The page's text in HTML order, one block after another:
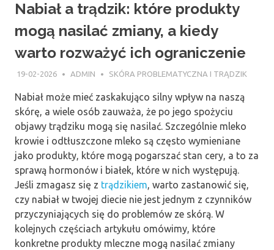
Nabiał a trądzik: które produkty
mogą nasilać zmiany, a kiedy
warto rozważyć ich ograniczenie
19-02-2026 ADMIN SKÓRA PROBLEMATYCZNA I TRĄDZIK
Nabiał może mieć zaskakująco silny wpływ na naszą
skórę, a wiele osób zauważa, że po jego spożyciu
objawy trądziku mogą się nasilać. Szczególnie mleko
krowie i odtłuszczone mleko są często wymieniane
jako produkty, które mogą pogarszać stan cery, a to za
sprawą hormonów i białek, które w nich występują.
Jeśli zmagasz się z trądzikiem, warto zastanowić się,
czy nabiał w twojej diecie nie jest jednym z czynników
przyczyniających się do problemów ze skórą. W
kolejnych częściach artykułu omówimy, które
konkretne produkty mleczne mogą nasilać zmiany